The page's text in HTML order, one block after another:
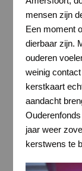
mensen zijn
Een moment
dierbaar zijn.
ouderen
weinig
kerstkaart
aandacht
jaar weer
kerstwens te